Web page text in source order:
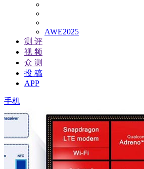
AWE2025
测 评
视 频
众 测
投 稿
APP
手机